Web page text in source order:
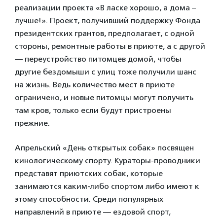
реализации проекта «В ласке хорошо, а дома –
лучше!». Проект, получивший поддержку Фонда
президентских грантов, предполагает, с одной
стороны, ремонтные работы в приюте, а с другой
— переустройство питомцев домой, чтобы
другие бездомыши с улиц тоже получили шанс
на жизнь. Ведь количество мест в приюте
ограничено, и новые питомцы могут получить
там кров, только если будут пристроены
прежние.
Апрельский «День открытых собак» посвящен
кинологическому спорту. Кураторы-проводники
представят приютских собак, которые
занимаются каким-либо спортом либо имеют к
этому способности. Среди популярных
направлений в приюте — ездовой спорт,